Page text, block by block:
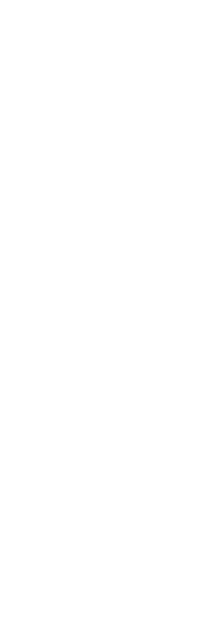
votos, Ratings